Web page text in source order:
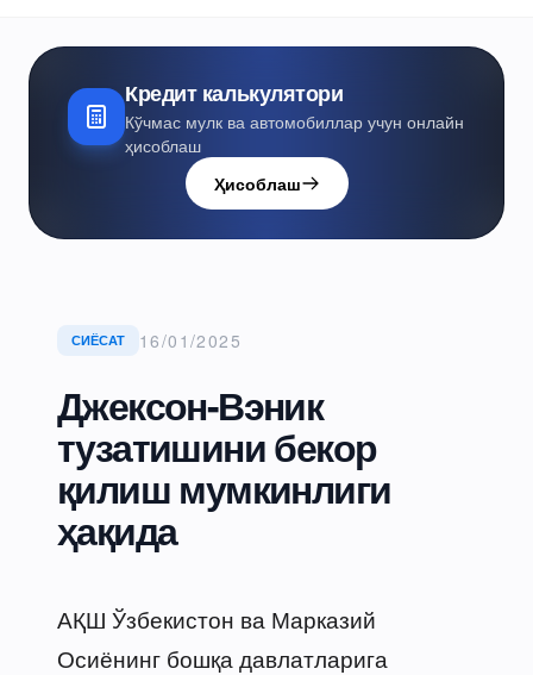
Кредит калькулятори
Кўчмас мулк ва автомобиллар учун онлайн
ҳисоблаш
Ҳисоблаш
СИЁСАТ 16/01/2025
Джексон-Вэник
тузатишини бекор
қилиш мумкинлиги
ҳақида
АҚШ Ўзбекистон ва Марказий
Осиёнинг бошқа давлатларига